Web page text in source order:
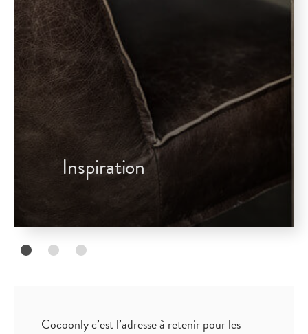
Inspiration
Cocoonly c’est l’adresse à retenir pour les